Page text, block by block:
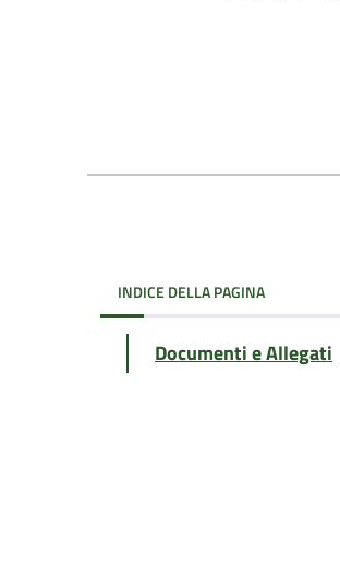
INDICE DELLA PAGINA
Documenti e Allegati